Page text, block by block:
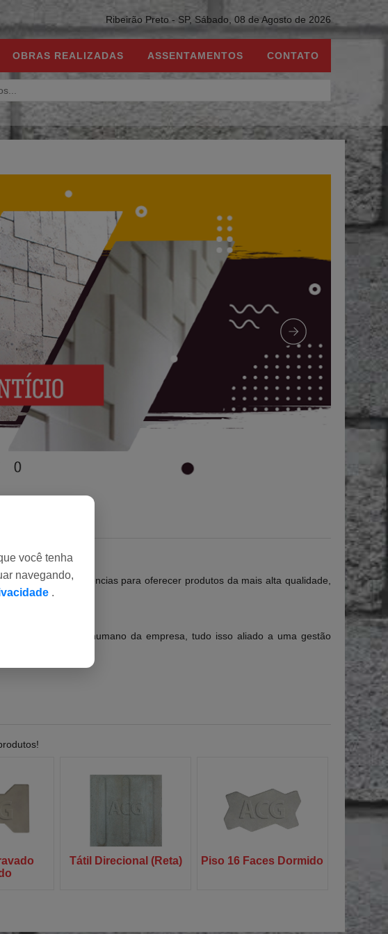
Ribeirão Preto - SP, Sábado, 08 de Agosto de 2026
OBRAS REALIZADAS ASSENTAMENTOS CONTATO
você tenha
navegando,
.
as normas e exigências para oferecer produtos da mais alta qualidade,
do capital humano da empresa, tudo isso aliado a uma gestão
Tátil Direcional (Reta) Piso 16 Faces Dormido